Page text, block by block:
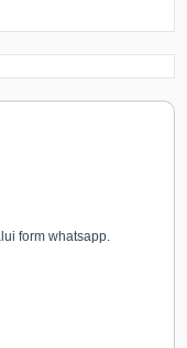
form whatsapp.